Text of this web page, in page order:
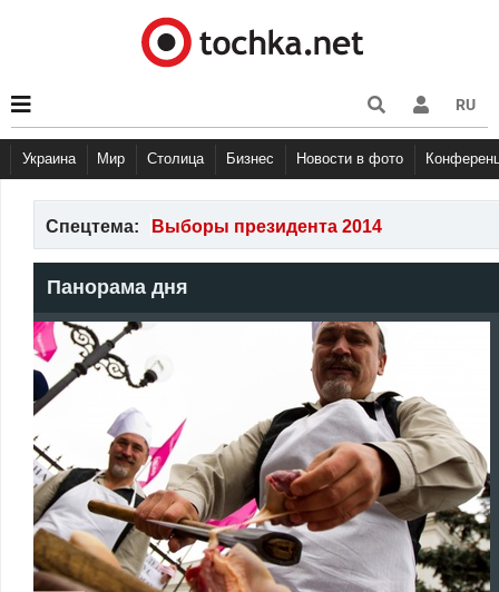
RU
Украина Мир Столица Бизнес Новости в фото
Спецтема: Выборы президента 2014
Панорама дня